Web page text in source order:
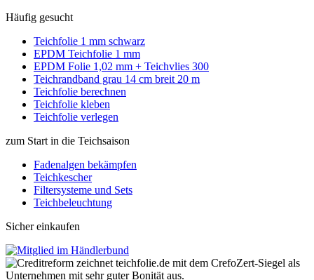
Häufig gesucht
Teichfolie 1 mm schwarz
EPDM Teichfolie 1 mm
EPDM Folie 1,02 mm + Teichvlies 300
Teichrandband grau 14 cm breit 20 m
Teichfolie berechnen
Teichfolie kleben
Teichfolie verlegen
zum Start in die Teichsaison
Fadenalgen bekämpfen
Teichkescher
Filtersysteme und Sets
Teichbeleuchtung
Sicher einkaufen